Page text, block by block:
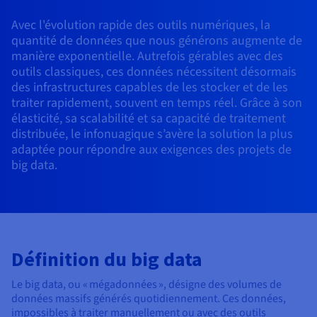
Quantum
Sécurité
Opérations
Développeurs
Régions
Roadmap & Changelog
DISTRIBUER MON TRAFIC
Répartiteur de charge
Tarifs
Disponibilités par régions
Documentation
Roadmap & Changelog
AI Endpoints - Bases API
AI Endpoints - Batch API
GPUS
Nvidia H200
Nvidia L40S
Nvidia L4
Toutes les GPUs →
Managed HSM
Dedicated HSM
Infrastructure Anti-DDoS
Tarifs
Disponibilités par régions
Disponibilités par régions
Documentation
Roadmap & Changelog
MCP Server
Tarifs
Disponibilités par régions
Documentation
Roadmap & Changelog
Guides et documentation
Conformité et certifications
Roadmap & Changelog
HYCU for OVHcloud
SAP HANA ON OVHCLOUD
SAP HANA on Bare Metal
SAP HANA on Private Cloud
Tarifs
Cloud Native
AI & HPC
OPCP Packager
CLOUD READY
Cloud ready
Gouvernance & Quotas
Observabilité
PROTECTION & SÉCURITÉ
Infrastructure Anti-DDoS
Protection Game DDoS
DNSSEC
SSL Gateway
Documentation
Guides et documentation
Roadmap & Changelog
USAGES
Résilience et AZ
Grid computing
Virtualisation et conteneurisation
Site web et application métier
Tarifs
OS & licences
Documentation
Roadmap & Changelog
Tous les usages
Documentation
Roadmap & Changelog
BGP Services
PROTECTION & SÉCURITÉ
Infrastructure Anti-DDoS
DNSSEC
SSL Gateway
Documentation
Bases de données additionnelles
Option Certificats SSL
Option CDN
USAGES
Comment créer un site web ?
Créer ma boutique en ligne
Avec l'évolution rapide des outils numériques, la
quantité de données que nous générons augmente de
manière exponentielle. Autrefois gérables avec des
outils classiques, ces données nécessitent désormais
des infrastructures capables de les stocker et de les
traiter rapidement, souvent en temps réel. Grâce à son
élasticité, sa scalabilité et sa capacité de traitement
distribuée, le infonuagique s’avère la solution la plus
adaptée pour répondre aux exigences des projets de
big data.
Définition du big data
Le big data, ou « mégadonnées », désigne des volumes de
données massifs générés quotidiennement. Ces données,
impossibles à traiter manuellement ou avec des outils